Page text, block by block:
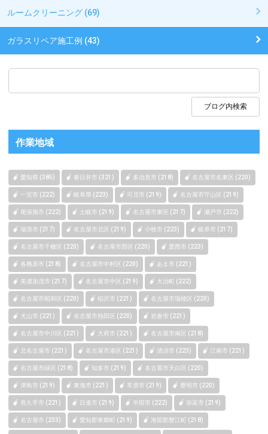
ルームクリーニング (69)
ガラスリペア施工例 (43)
作業地域
愛知県 (385) 春日井市 (321) 多治見市 (218) 名古屋市名東区 (220)
一宮市 (222) 岐阜県 (223) 可児市 (219) 名古屋市守山区 (219)
尾張旭市 (222) 土岐市 (219) 名古屋市東区 (217) 瀬戸市 (222)
瑞浪市 (217) 名古屋市北区 (219) 小牧市 (223) 岐阜市 (217)
名古屋市千種区 (220) 名古屋市西区 (220) 愛西市 (223)
各務原市 (218) 名古屋市中村区 (220) あま市 (221)
美濃加茂市 (217) 名古屋市中区 (219) 大治町 (222)
名古屋市昭和区 (220) 稲沢市 (221) 名古屋市瑞穂区 (220)
犬山市 (221) 名古屋市熱田区 (220) 岩倉市 (221)
名古屋市中川区 (221) 大府市 (221) 名古屋市南区 (218)
北名古屋市 (221) 名古屋市港区 (221) 清須市 (223) 江南市 (221)
名古屋市緑区 (218) 知多市 (219) 名古屋市天白区 (220)
津島市 (219) 東海市 (221) 常滑市 (219) 豊明市 (220)
長久手市 (221) 日進市 (219) 半田市 (222) 弥富市 (219)
名古屋市 (233) 愛知郡東郷町 (219) 海部郡蟹江町 (218)